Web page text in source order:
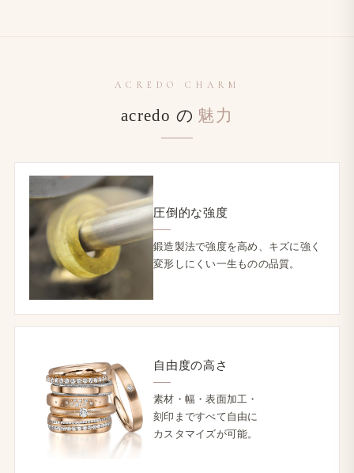
ACREDO CHARM
acredo の ​魅力
圧倒的な​強度
鍛造製法で​強度を​高め、​キズに​強く​
変形しにくい一生ものの​品質。
自由度の​高さ
素材・幅・​表面加工・
刻印まですべて​自由に​
カスタマイズが​可能。